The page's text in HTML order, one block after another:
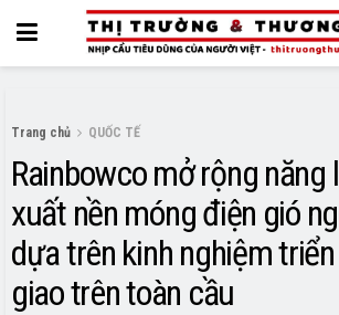
Trang chủ QUỐC TẾ
Rainbowco mở rộng năng
xuất nền móng điện gió
dựa trên kinh nghiệm
giao trên toàn cầu